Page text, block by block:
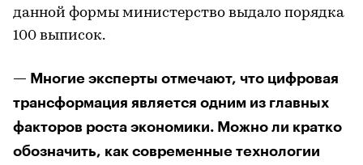
данной формы министерство выдало порядка
100 выписок.
— Многие эксперты отмечают, что цифровая
трансформация является одним из главных
факторов роста экономики. Можно ли кратко
обозначить, как современные технологии